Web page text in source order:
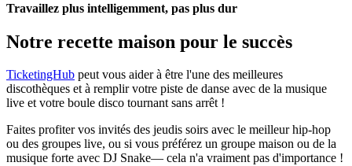
Travaillez plus intelligemment, pas plus dur
Notre recette maison pour le succès
TicketingHub peut vous aider à être l'une des meilleures
discothèques et à remplir votre piste de danse avec de la musique
live et votre boule disco tournant sans arrêt !
Faites profiter vos invités des jeudis soirs avec le meilleur hip-hop
ou des groupes live, ou si vous préférez un groupe maison ou de la
musique forte avec DJ Snake— cela n'a vraiment pas d'importance !